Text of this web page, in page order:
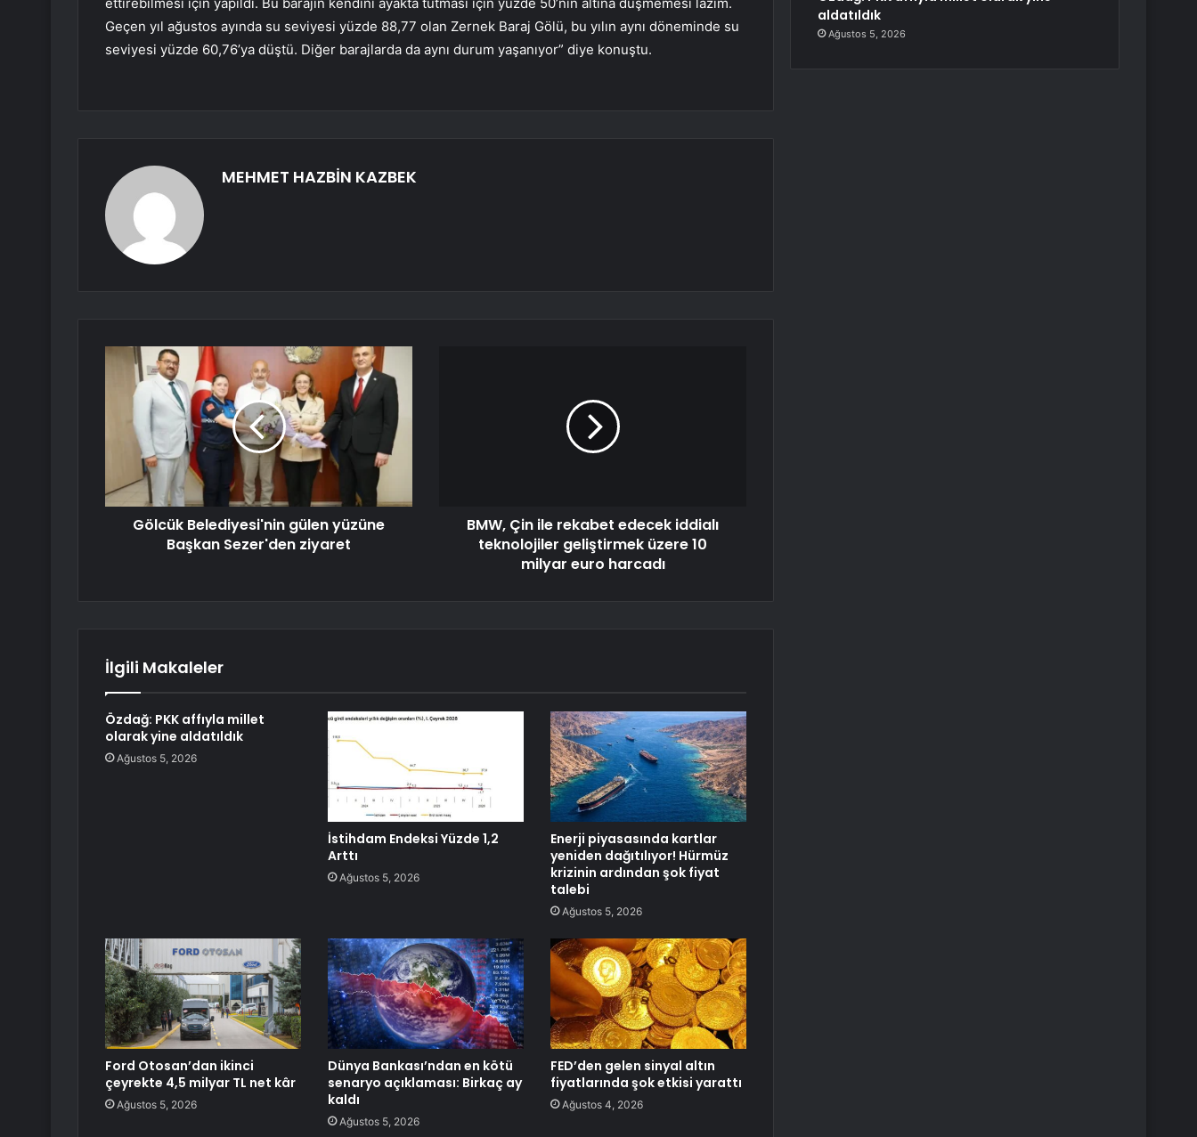
Geçen yıl ağustos ayında su seviyesi yüzde 88,77 olan Zernek Baraj Gölü, bu yılın aynı döneminde su
seviyesi yüzde 60,76’ya düştü. Diğer barajlarda da aynı durum yaşanıyor” diye konuştu.
MEHMET HAZBİN KAZBEK
Gölcük Belediyesi'nin gülen yüzüne
Başkan Sezer'den ziyaret
BMW, Çin ile rekabet edecek iddialı
teknolojiler geliştirmek üzere 10
milyar euro harcadı
İlgili Makaleler
Özdağ: PKK affıyla millet
olarak yine aldatıldık
Ağustos 5, 2026
İstihdam Endeksi Yüzde 1,2
Arttı
Ağustos 5, 2026
Enerji piyasasında kartlar
yeniden dağıtılıyor! Hürmüz
krizinin ardından şok fiyat
talebi
Ağustos 5, 2026
Ford Otosan’dan ikinci
çeyrekte 4,5 milyar TL net kâr
Ağustos 5, 2026
Dünya Bankası’ndan en kötü
senaryo açıklaması: Birkaç ay
kaldı
Ağustos 5, 2026
FED’den gelen sinyal altın
fiyatlarında şok etkisi yarattı
Ağustos 4, 2026
aldatıldık
Ağustos 5, 2026